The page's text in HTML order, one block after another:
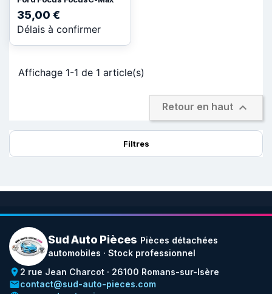
35,00 €
Délais à confirmer
Affichage 1-1 de 1 article(s)
Retour en haut 
Filtres
Sud Auto Pièces Pièces détachées
automobiles · Stock professionnel
place 2 rue Jean Charcot · 26100 Romans-sur-Isère
emailcontact@sud-auto-pieces.com